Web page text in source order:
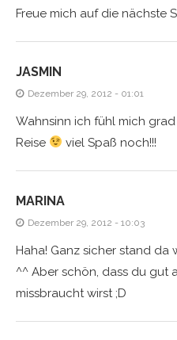
Freue mich auf die nächste
JASMIN
Dezember 29, 2012 - 01:01
Wahnsinn ich fühl mich
Reise
viel Spaß noch!!!
MARINA
Dezember 29, 2012 - 10:03
Haha! Ganz sicher stand da
^^ Aber schön, dass du gut
missbraucht wirst ;D